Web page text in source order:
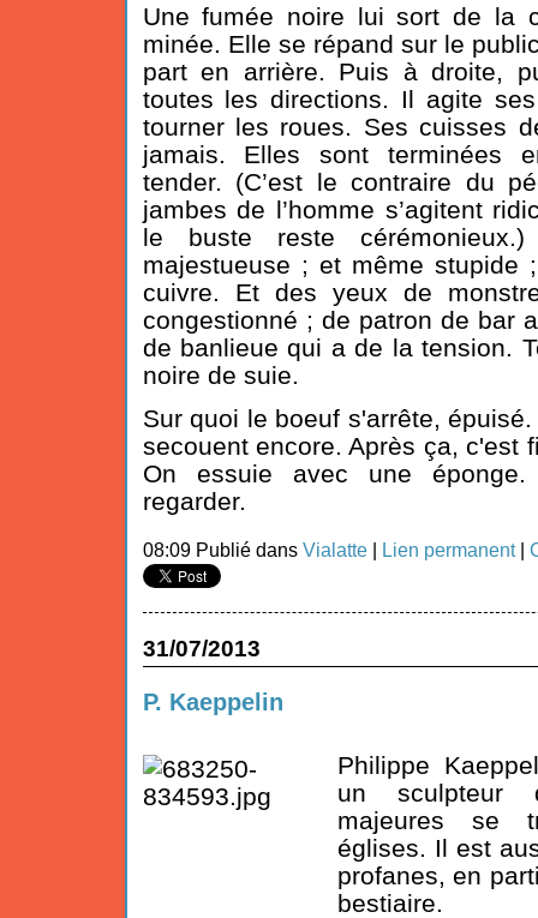
Une fumée noire lui sort de la
minée. Elle se répand sur le
part en arrière. Puis à droite,
toutes les directions. Il agite
tourner les roues. Ses cuisses
jamais. Elles sont terminées
tender. (C’est le contraire du
jambes de l’homme s’agitent
le buste reste
majestueuse ; et même stupide
cuivre. Et des yeux de
congestionné ; de patron de bar
de banlieue qui a de la tension.
noire de suie.
Sur quoi le boeuf s'arrête,
secouent encore. Après ça, c'est
On essuie avec une
regarder.
08:09 Publié dans Vialatte| Lien permanent|
31/07/2013
P. Kaeppelin
Philippe
un sculpteur
majeures se
églises. Il est
profanes, en
bestiaire.